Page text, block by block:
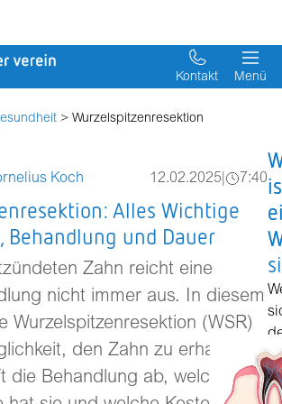
Münchener
Kontakt Menü
> Wurzelspitzenresektion
Koch 12.02.2025 7:40
Alles Wichtige
Behandlung und Dauer
Zahn reicht eine
nicht immer aus. In diesem
Wurzelspitzenresektion (WSR)
den Zahn zu erhalten.
die Behandlung ab, welche Vor-